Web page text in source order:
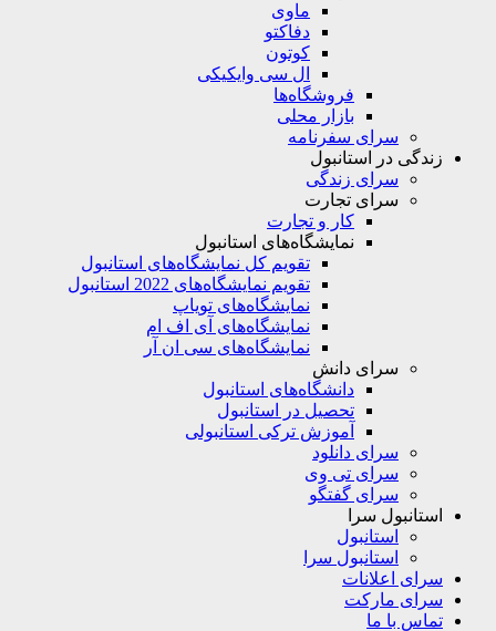
ماوی
دفاکتو
کوتون
ال سی وایکیکی
فروشگاه‌ها
بازار محلی
سرای سفرنامه
زندگی در استانبول
سرای زندگی
سرای تجارت
کار و تجارت
نمایشگاه‌های استانبول
تقویم کل نمایشگاه‌های استانبول
تقویم نمایشگاه‌های 2022 استانبول
نمایشگاه‌های تویاپ
نمایشگاه‌های آی اف ام
نمایشگاه‌های سی ان آر
سرای دانش
دانشگاه‌های استانبول
تحصیل در استانبول
آموزش ترکی استانبولی
سرای دانلود
سرای تی وی
سرای گفتگو
استانبول سرا
استانبول
استانبول سرا
سرای اعلانات
سرای مارکت
تماس با ما